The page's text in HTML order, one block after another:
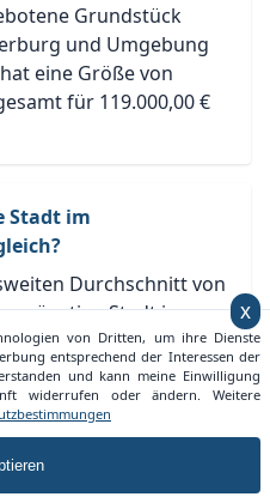
Grundstück
und Umgebung
eine Größe von
für 119.000,00 €
Stadt im
Durchschnitt von
günstige Stadt in
im März 2025.
auf Ebene von
Hier ist Suderburg
mit 124,35 €.
x
von Dritten, um ihre Dienste
entsprechend der Interessen der
und kann meine Einwilligung
widerrufen oder ändern. Weitere